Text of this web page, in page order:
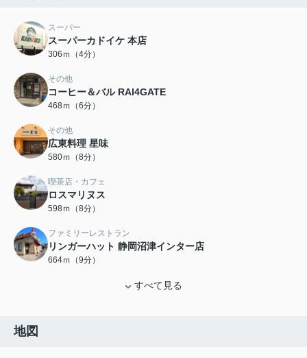
スーパー
スーパーカドイケ 本店
306ｍ（4分）
その他
コーヒー＆バル RAI4GATE
468ｍ（6分）
その他
広東料理 星味
580ｍ（8分）
喫茶店・カフェ
ロスマリヌス
598ｍ（8分）
ファミリーレストラン
リンガーハット 静岡沼津インター店
664ｍ（9分）
すべて見る
地図